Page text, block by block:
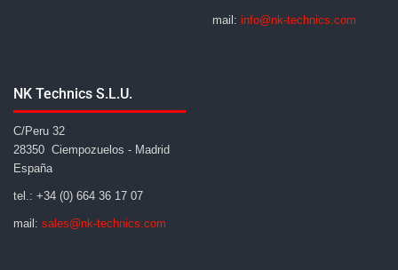
mail: info@nk-technics.com
NK Technics S.L.U.
C/Peru 32
28350 Ciempozuelos - Madrid
España
tel.: +34 (0) 664 36 17 07
mail: sales@nk-technics.com